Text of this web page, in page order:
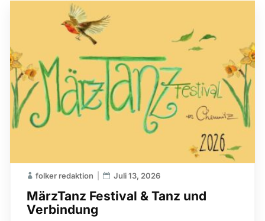
MärzTanz Festival & Tanz und
Verbindung
folker redaktion Juli 13, 2026